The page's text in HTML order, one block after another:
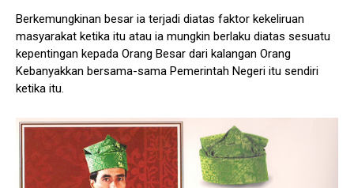
Berkemungkinan besar ia terjadi diatas faktor kekeliruan
masyarakat ketika itu atau ia mungkin berlaku diatas sesuatu
kepentingan kepada Orang Besar dari kalangan Orang
Kebanyakkan bersama-sama Pemerintah Negeri itu sendiri
ketika itu.